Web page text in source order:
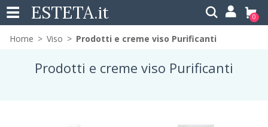
ESTETA.it 0
Home Viso Prodotti e creme viso Purificanti
Prodotti e creme viso Purificanti